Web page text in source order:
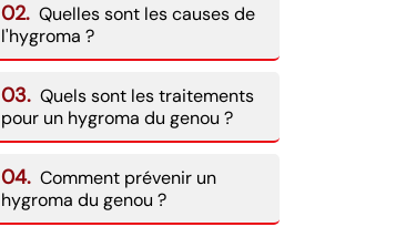
02. Quelles sont les causes de
l'hygroma ?
03. Quels sont les traitements
pour un hygroma du genou ?
04. Comment prévenir un
hygroma du genou ?